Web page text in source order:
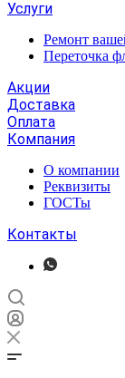
Услуги
Ремонт
Переточка
Акции
Доставка
Оплата
Компания
О компании
Реквизиты
ГОСТы
Контакты